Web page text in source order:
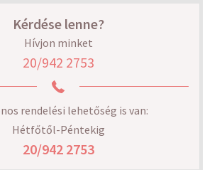
Kérdése lenne?
Hívjon minket
20/942 2753
rendelési lehetőség is van:
Hétfőtől-Péntekig
20/942 2753